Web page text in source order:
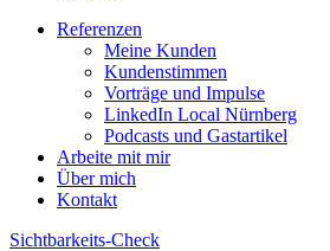
Referenzen
Meine Kunden
Kundenstimmen
Vorträge und Impulse
LinkedIn Local Nürnberg
Podcasts und Gastartikel
Arbeite mit mir
Über mich
Kontakt
Sichtbarkeits-Check